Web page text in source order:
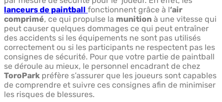
lanceurs de paintball fonctionnent grâce à l‘air
comprimé, ce qui propulse la munition à une vitesse qui
peut causer quelques dommages ce qui peut entraîner
des accidents si les équipements ne sont pas utilisés
correctement ou si les participants ne respectent pas les
consignes de sécurité. Pour que votre partie de paintball
se déroule au mieux, le personnel encadrant de chez
ToroPark préfère s’assurer que les joueurs sont capables
de comprendre et suivre ces consignes afin de minimiser
les risques de blessures.